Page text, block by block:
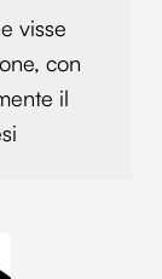
visse
con
il